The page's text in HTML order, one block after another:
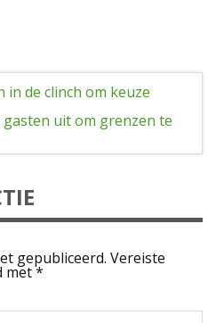
in de clinch om keuze
uit om grenzen te
gepubliceerd. Vereiste
met*